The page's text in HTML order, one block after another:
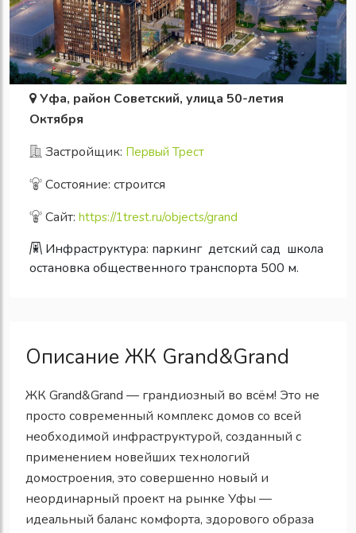
Уфа, район Советский, улица 50-летия
Октября
Застройщик: Первый Трест
Состояние: строится
Сайт: https://1trest.ru/objects/grand
Инфраструктура: паркинг детский сад школа
остановка общественного транспорта 500 м.
Описание ЖК Grand&Grand
ЖК Grand&Grand — грандиозный во всём! Это не
просто современный комплекс домов со всей
необходимой инфраструктурой, созданный с
применением новейших технологий
домостроения, это совершенно новый и
неординарный проект на рынке Уфы —
идеальный баланс комфорта, здорового образа